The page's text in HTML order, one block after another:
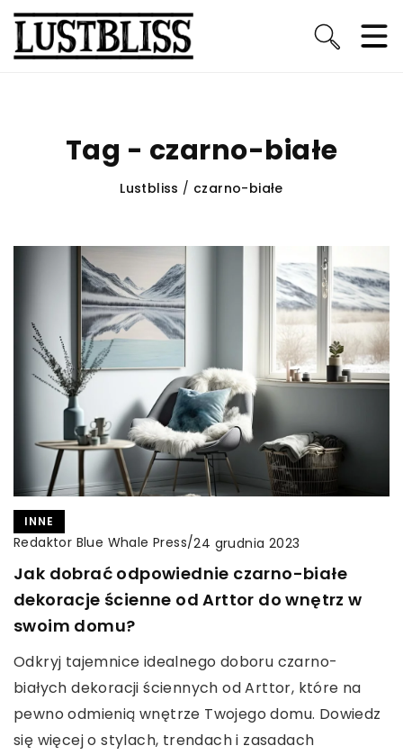
Tag - czarno-białe
Lustbliss / czarno-białe
INNE
Redaktor Blue Whale Press/24 grudnia 2023
Jak dobrać odpowiednie czarno-białe
dekoracje ścienne od Arttor do wnętrz w
swoim domu?
Odkryj tajemnice idealnego doboru czarno-
białych dekoracji ściennych od Arttor, które na
pewno odmienią wnętrze Twojego domu. Dowiedz
się więcej o stylach, trendach i zasadach